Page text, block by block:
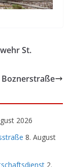
St.
2026
8. August
2.